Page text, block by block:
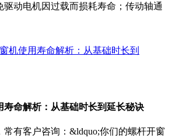
驱动电机因过载而损耗寿命；传动轴通
寿命解析：从基础时长到延长秘诀
常有客户咨询：&ldquo;你们的螺杆开窗